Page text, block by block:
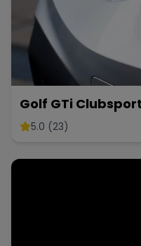
Golf GTi
Paket
5.0 (23)